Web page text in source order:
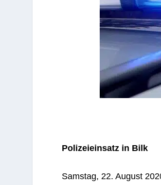
Poli­zei­ein­satz in Bilk
Sams­tag, 22. August